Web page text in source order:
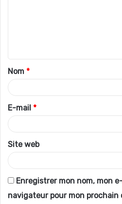
t
a
i
r
e
*
Nom *
E-mail *
Site web
Enregistrer mon nom, mon
navigateur pour mon prochain